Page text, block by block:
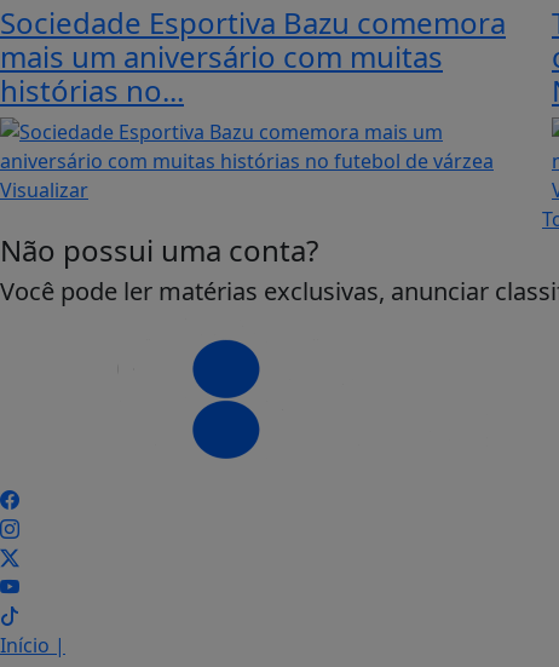
Sociedade Esportiva Bazu comemora
mais um aniversário com muitas
histórias no...
Visualizar
Não possui uma conta?
Você pode ler matérias exclusivas, anunciar
Início |